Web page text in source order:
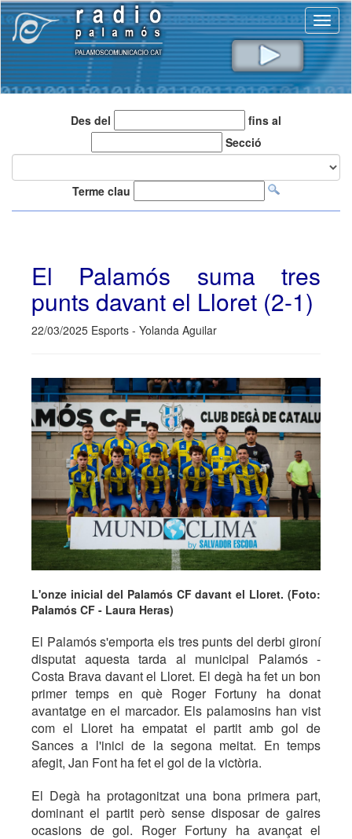
Des del
fins al
Secció
Terme clau
El Palamós suma tres
punts davant el Lloret (2-1)
22/03/2025 Esports - Yolanda Aguilar
L'onze inicial del Palamós CF davant el Lloret. (Foto:
Palamós CF - Laura Heras)
El Palamós s'emporta els tres punts del derbi gironí
disputat aquesta tarda al municipal Palamós -
Costa Brava davant el Lloret. El degà ha fet un bon
primer temps en què Roger Fortuny ha donat
avantatge en el marcador. Els palamosins han vist
com el Lloret ha empatat el partit amb gol de
Sances a l'inici de la segona meitat. En temps
afegit, Jan Font ha fet el gol de la victòria.
El Degà ha protagonitzat una bona primera part,
dominant el partit però sense disposar de gaires
ocasions de gol. Roger Fortuny ha avançat el